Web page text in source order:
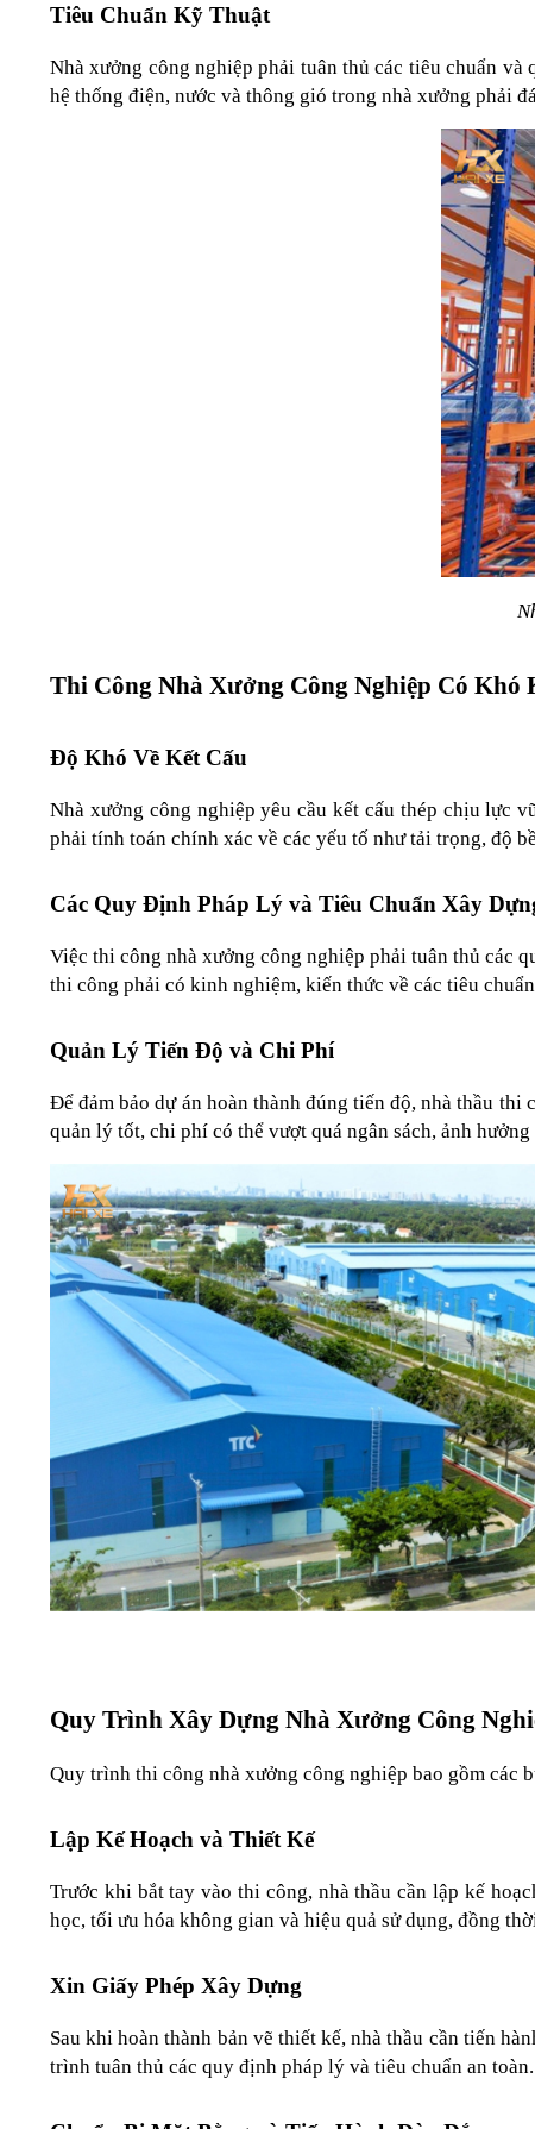
Tiêu Chuẩn Kỹ Thuật
Nhà xưởng công nghiệp phải tuân thủ các tiêu chuẩn
hệ thống điện, nước và thông gió trong nhà xưởng phải
Thi Công Nhà Xưởng Công Nghiệp Có Khó
Độ Khó Về Kết Cấu
Nhà xưởng công nghiệp yêu cầu kết cấu thép chịu lực
phải tính toán chính xác về các yếu tố như tải trọng, độ
Các Quy Định Pháp Lý và Tiêu Chuẩn Xây
Việc thi công nhà xưởng công nghiệp phải tuân thủ các
thi công phải có kinh nghiệm, kiến thức về các tiêu
Quản Lý Tiến Độ và Chi Phí
Để đảm bảo dự án hoàn thành đúng tiến độ, nhà thầu
quản lý tốt, chi phí có thể vượt quá ngân sách, ảnh
Quy Trình Xây Dựng Nhà Xưởng Công
Quy trình thi công nhà xưởng công nghiệp bao gồm các
Lập Kế Hoạch và Thiết Kế
Trước khi bắt tay vào thi công, nhà thầu cần lập kế
học, tối ưu hóa không gian và hiệu quả sử dụng, đồng
Xin Giấy Phép Xây Dựng
Sau khi hoàn thành bản vẽ thiết kế, nhà thầu cần tiến
trình tuân thủ các quy định pháp lý và tiêu chuẩn an toàn.